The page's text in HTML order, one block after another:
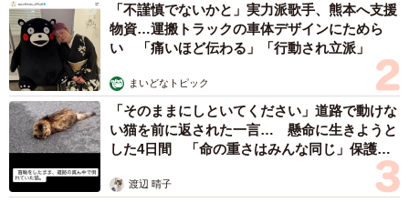
「不謹慎でないかと」実力派歌手、熊本へ支援
物資…運搬トラックの車体デザインにためら
い 「痛いほど伝わる」「行動され立派」
まいどなトピック
「そのままにしといてください」道路で動けな
い猫を前に返された一言… 懸命に生きようと
した4日間 「命の重さはみんな同じ」保護団
渡辺 晴子